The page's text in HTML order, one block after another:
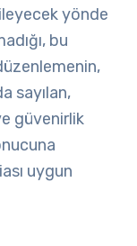
yönde
bu
sayılan,
güvenirlik
uygun